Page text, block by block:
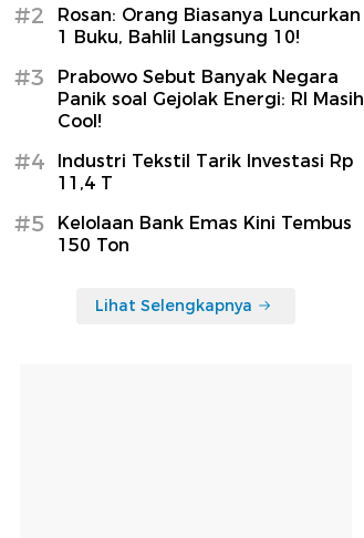
#2
Rosan: Orang Biasanya Luncurkan
1 Buku, Bahlil Langsung 10!
#3
Prabowo Sebut Banyak Negara
Panik soal Gejolak Energi: RI Masih
Cool!
#4
Industri Tekstil Tarik Investasi Rp
11,4 T
#5
Kelolaan Bank Emas Kini Tembus
150 Ton
Lihat Selengkapnya